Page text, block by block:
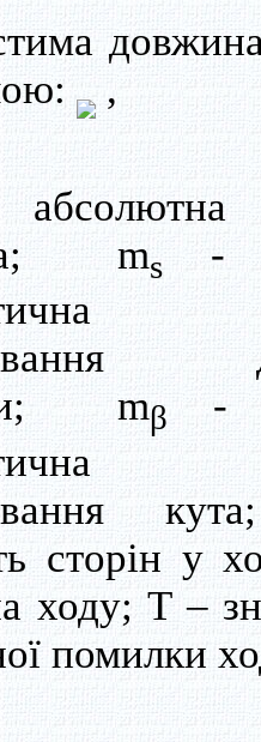
,
ms-
mβ
-
сторін у
ходу; T –
помилки